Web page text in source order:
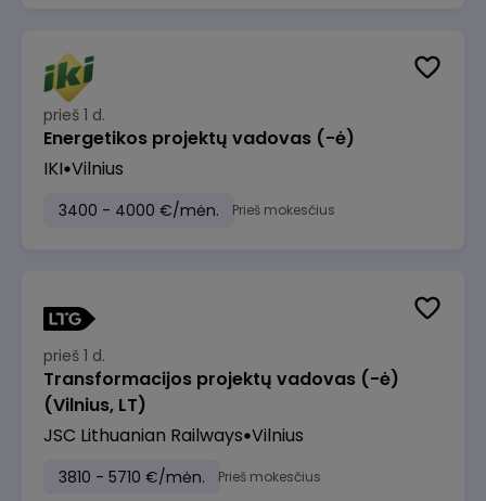
prieš 1 d.
Energetikos projektų vadovas (-ė)
IKI Vilnius
3400 - 4000 €/mėn. Prieš mokesčius
prieš 1 d.
Transformacijos projektų vadovas (-ė)
(Vilnius, LT)
JSC Lithuanian Railways Vilnius
3810 - 5710 €/mėn. Prieš mokesčius